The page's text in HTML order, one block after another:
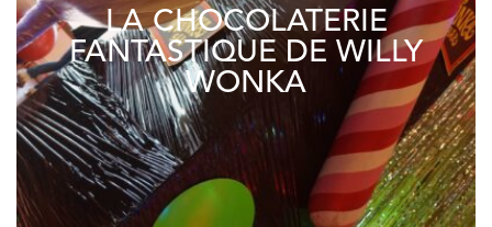
LA CHOCOLATERIE
FANTASTIQUE DE WILLY
WONKA